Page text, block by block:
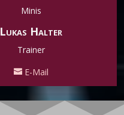
Minis
Lukas Halter
Trainer
E-Mail